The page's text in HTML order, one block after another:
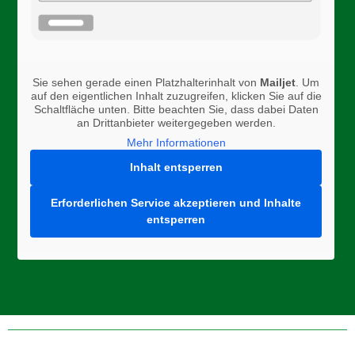
Sie sehen gerade einen Platzhalterinhalt von Mailjet . Um
auf den eigentlichen Inhalt zuzugreifen, klicken Sie auf die
Schaltfläche unten. Bitte beachten Sie, dass dabei Daten
an Drittanbieter weitergegeben werden.
Mehr Informationen
Inhalt entsperren
Erforderlichen Service akzeptieren und Inhalte
entsperren